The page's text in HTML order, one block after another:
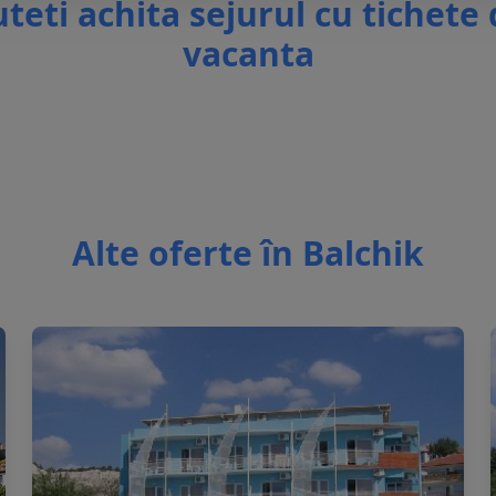
achita sejurul cu tichete
vacanta
Alte oferte în Balchik